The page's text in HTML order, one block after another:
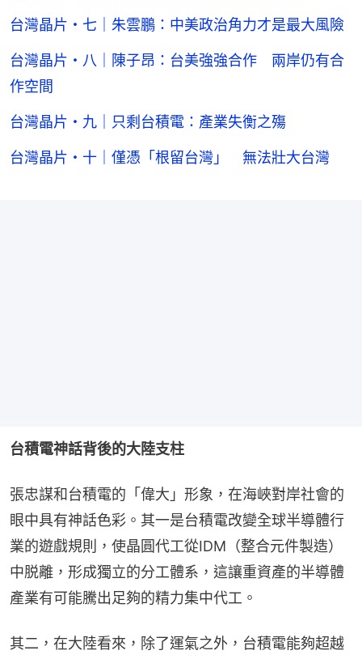
台灣晶片・七｜朱雲鵬：中美政治角力才是最大風險
台灣晶片・八｜陳子昂：台美強強合作 兩岸仍有合
作空間
台灣晶片・九｜只剩台積電：產業失衡之殤
台灣晶片・十｜僅憑「根留台灣」 無法壯大台灣
台積電神話背後的大陸支柱
張忠謀和台積電的「偉大」形象，在海峽對岸社會的
眼中具有神話色彩。其一是台積電改變全球半導體行
業的遊戲規則，使晶圓代工從IDM（整合元件製造）
中脱離，形成獨立的分工體系，這讓重資產的半導體
產業有可能騰出足夠的精力集中代工。
其二，在大陸看來，除了運氣之外，台積電能夠超越